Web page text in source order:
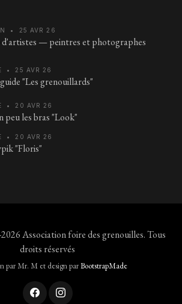
• 25 AVR 26
d'artistes — peintres et photographes
• 25 AVR 26
"Les grenouillards"
• 20 AVR 26
peu les bras "Look"
• 20 AVR 26
"Floris"
Association foire des grenouilles. Tous
droits réservés
par Mr. M et design parBootstrapMade